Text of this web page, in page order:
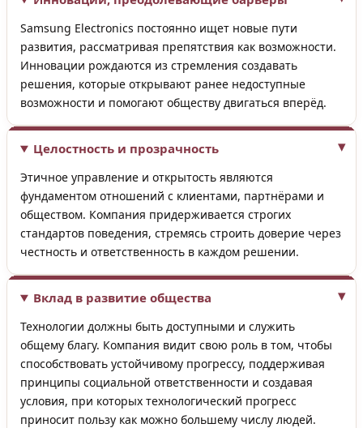
Samsung Electronics постоянно ищет новые пути
развития, рассматривая препятствия как возможности.
Инновации рождаются из стремления создавать
решения, которые открывают ранее недоступные
возможности и помогают обществу двигаться вперёд.
Целостность и прозрачность
Этичное управление и открытость являются
фундаментом отношений с клиентами, партнёрами и
обществом. Компания придерживается строгих
стандартов поведения, стремясь строить доверие через
честность и ответственность в каждом решении.
Вклад в развитие общества
Технологии должны быть доступными и служить
общему благу. Компания видит свою роль в том, чтобы
способствовать устойчивому прогрессу, поддерживая
принципы социальной ответственности и создавая
условия, при которых технологический прогресс
приносит пользу как можно большему числу людей.